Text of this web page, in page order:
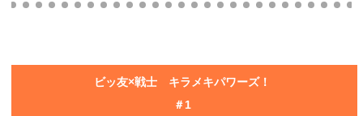
ビッ友×戦士 キラメキパワーズ！
＃1